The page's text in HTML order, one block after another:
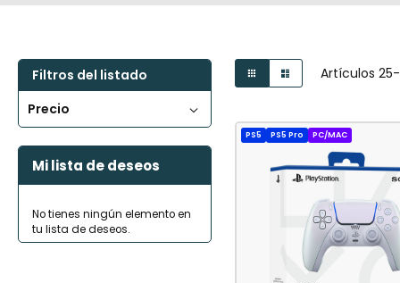
Ver
como
Parrilla Artículos25-
PS5 PS5 Pro PC/MAC
Filtros del listado
Precio
Mi lista de deseos
No tienes ningún elemento en
tu lista de deseos.